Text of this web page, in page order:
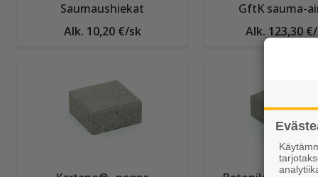
Saumaushiekat
Alk. 10,20 €/sk
GftK sauma-
Alk. 123,30